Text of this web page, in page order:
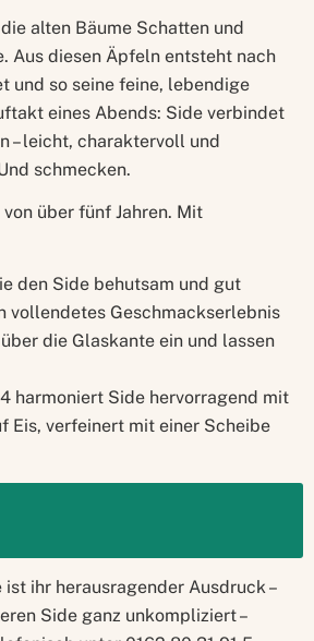
alten Bäume Schatten und
Aus diesen Äpfeln entsteht nach
und so seine feine, lebendige
eines Abends: Side verbindet
– leicht, charaktervoll und
schmecken.
über fünf Jahren. Mit
den Side behutsam und gut
vollendetes Geschmackserlebnis
die Glaskante ein und lassen
harmoniert Side hervorragend mit
Eis, verfeinert mit einer Scheibe
ihr heraus­ragender Ausdruck –
Side ganz unkompliziert –